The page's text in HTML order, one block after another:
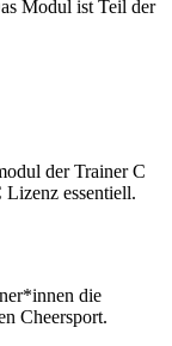
Modul ist Teil der
der Trainer C
Lizenz essentiell.
die
Cheersport.